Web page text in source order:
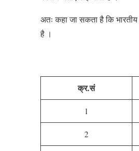
अतः कहा जा सकता है कि भारतीय
है ।
क्र.सं
1
2